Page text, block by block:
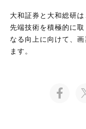
大和証券と大和総研
先端技術を積極的に
なる向上に向けて、
ます。